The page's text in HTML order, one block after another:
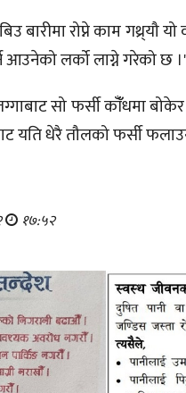
बारीमा रोप्ने काम
लर्को लाग्ने गरेको छ ।'
सो फर्सी काँँधमा
यति धेरै तौलको फर्सी
१७:५२